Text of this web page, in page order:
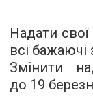
Надати
всі
Змінити
до 19